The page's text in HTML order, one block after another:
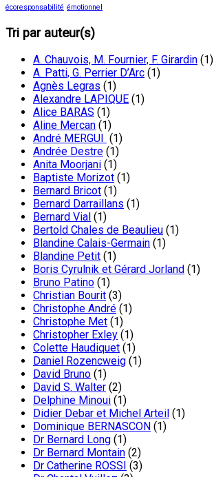
écoresponsabilité émotionnel
Tri par auteur(s)
A. Chauvois, M. Fournier, F. Girardin (1)
A. Patti, G. Perrier D’Arc (1)
Agnès Legras (1)
Alexandre LAPIQUE (1)
Alice BARAS (1)
Aline Mercan (1)
André MERGUI
(1)
Andrée Destre (1)
Anita Moorjani (1)
Baptiste Morizot (1)
Bernard Bricot (1)
Bernard Darraillans (1)
Bernard Vial (1)
Bertold Chales de Beaulieu (1)
Blandine Calais-Germain (1)
Blandine Petit (1)
Boris Cyrulnik et Gérard Jorland (1)
Bruno Patino (1)
Christian Bourit (3)
Christophe André (1)
Christophe Met (1)
Christopher Exley (1)
Colette Haudiquet (1)
Daniel Rozencweig (1)
David Bruno (1)
David S. Walter (2)
Delphine Minoui (1)
Didier Debar et Michel Arteil (1)
Dominique BERNASCON (1)
Dr Bernard Long (1)
Dr Bernard Montain (2)
Dr Catherine ROSSI (3)